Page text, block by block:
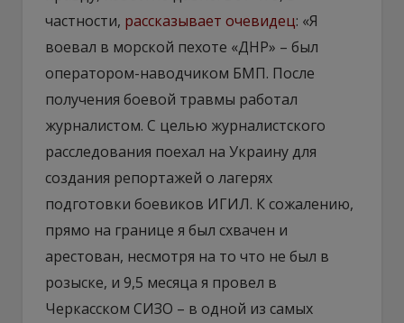
частности, рассказывает очевидец: «Я
воевал в морской пехоте «ДНР» – был
оператором-наводчиком БМП. После
получения боевой травмы работал
журналистом. С целью журналистского
расследования поехал на Украину для
создания репортажей о лагерях
подготовки боевиков ИГИЛ. К сожалению,
прямо на границе я был схвачен и
арестован, несмотря на то что не был в
розыске, и 9,5 месяца я провел в
Черкасском СИЗО – в одной из самых